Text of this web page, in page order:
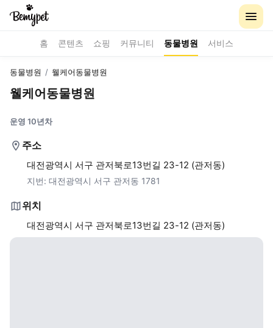
홈 콘텐츠 쇼핑 커뮤니티 동물병원 서비스
동물병원 / 웰케어동물병원
웰케어동물병원
운영 10년차
주소
대전광역시 서구 관저북로13번길 23-12 (관저동)
지번: 대전광역시 서구 관저동 1781
위치
대전광역시 서구 관저북로13번길 23-12 (관저동)